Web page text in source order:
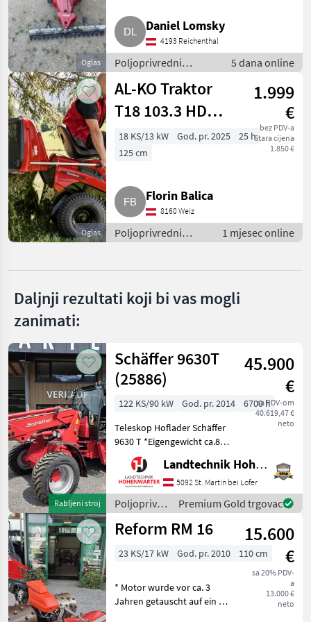
Aebi
Reform
Rapid
Köppl
Brielmaier
Prikaži
sve
(40)
MARKETPLACE
trgovaca oglasi
Oglas
Daniel Lomsky
4193 Reichenthal
Poljoprivredni
motorni strojevi /
Motokultivatori i
motorne freze
5 dana online
Oglas
AL-KO Traktor
T18 103.3 HD
Limi, Mulchkeil
1.999
€
bez PDV-a
Stara cijena
1.850 €
18 KS/13 kW God. pr. 2025
25 h
125 cm
Florin Balica
8160 Weiz
Poljoprivredni
motorni strojevi /
motorne freze
1 mjesec online
Daljnji rezultati koji bi vas mogli
zanimati:
Rabljeni stroj
Schäffer 9630T
(25886)
45.900
€
sa PDV-om
40.619,47 €
neto
122 KS/90 kW God. pr. 2014
6700 h
Teleskop Hoflader Schäffer
9630 T *Eigengewicht ca.8 t
*Bereifung 400/55-22, 5
*Kipplast 4200 kg
*Radstand 2.52 m
*Fahrgeschwindigkeit 20
km/h *Wenderadius innen
4.7
Landtechnik Hohenwarter GmbH
5092 St. Martin bei Lofer
Poljoprivredni
motorni
strojevi /
Premium Gold trgovac
Reform RM 16
15.600
€
sa 20% PDV-
a
13.000 €
neto
23 KS/17 kW God. pr. 2010 110 cm
* Motor wurde vor ca. 3
Jahren getauscht auf ein 23